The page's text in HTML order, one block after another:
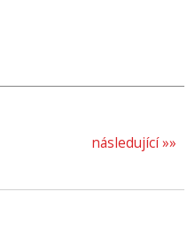
následující »»